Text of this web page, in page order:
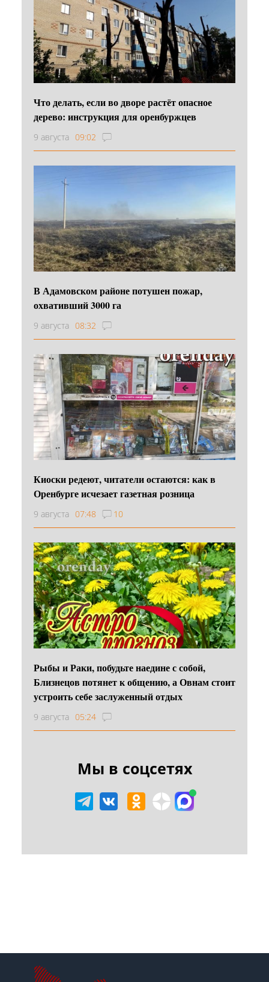
Что делать, если во дворе растёт опасное
дерево: инструкция для оренбуржцев
9 августа 09:02
В Адамовском районе потушен пожар,
охвативший 3000 га
9 августа 08:32
Киоски редеют, читатели остаются: как в
Оренбурге исчезает газетная розница
9 августа 07:48 10
Рыбы и Раки, побудьте наедине с собой,
Близнецов потянет к общению, а Овнам стоит
устроить себе заслуженный отдых
9 августа 05:24
Мы в соцсетях